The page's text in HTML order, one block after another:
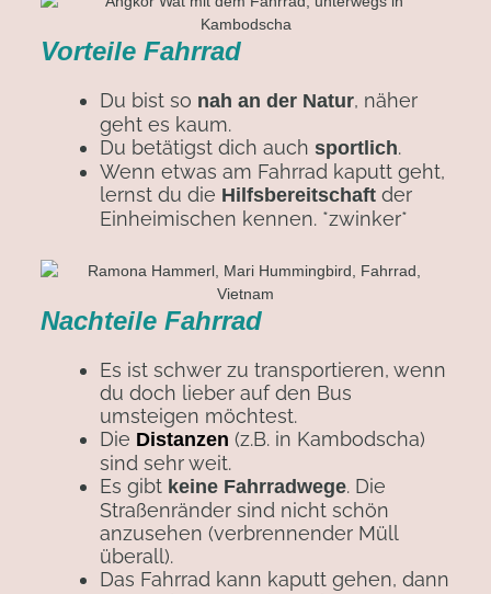
Vorteile Fahrrad
Du bist so nah an der Natur, näher
geht es kaum.
Du betätigst dich auch sportlich.
Wenn etwas am Fahrrad kaputt geht,
lernst du die Hilfsbereitschaftder
Einheimischen kennen. *zwinker*
Nachteile Fahrrad
Es ist schwer zu transportieren, wenn
du doch lieber auf den Bus
umsteigen möchtest.
Die Distanzen (z.B. in Kambodscha)
sind sehr weit.
Es gibt keine Fahrradwege. Die
Straßenränder sind nicht schön
anzusehen (verbrennender Müll
überall).
Das Fahrrad kann kaputt gehen, dann